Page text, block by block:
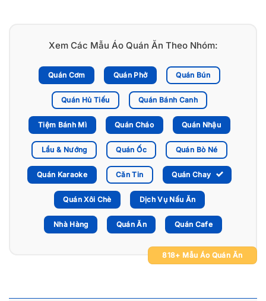
Xem Các Mẫu Áo Quán Ăn Theo Nhóm:
Quán Cơm Quán Phở Quán Bún
Quán Hủ Tiếu Quán Bánh Canh
Tiệm Bánh Mì Quán Cháo Quán Nhậu
Lẩu & Nướng Quán Ốc Quán Bò Né
Quán Karaoke Căn Tin Quán Chay
Quán Xôi Chè Dịch Vụ Nấu Ăn
Nhà Hàng Quán Ăn Quán Cafe
818+ Mẫu Áo Quán Ăn